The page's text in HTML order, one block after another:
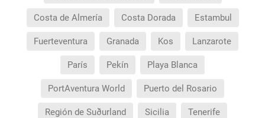
Costa de Almería Costa Dorada Estambul
Fuerteventura Granada Kos Lanzarote
París Pekín Playa Blanca
PortAventura World Puerto del Rosario
Región de Suðurland Sicilia Tenerife